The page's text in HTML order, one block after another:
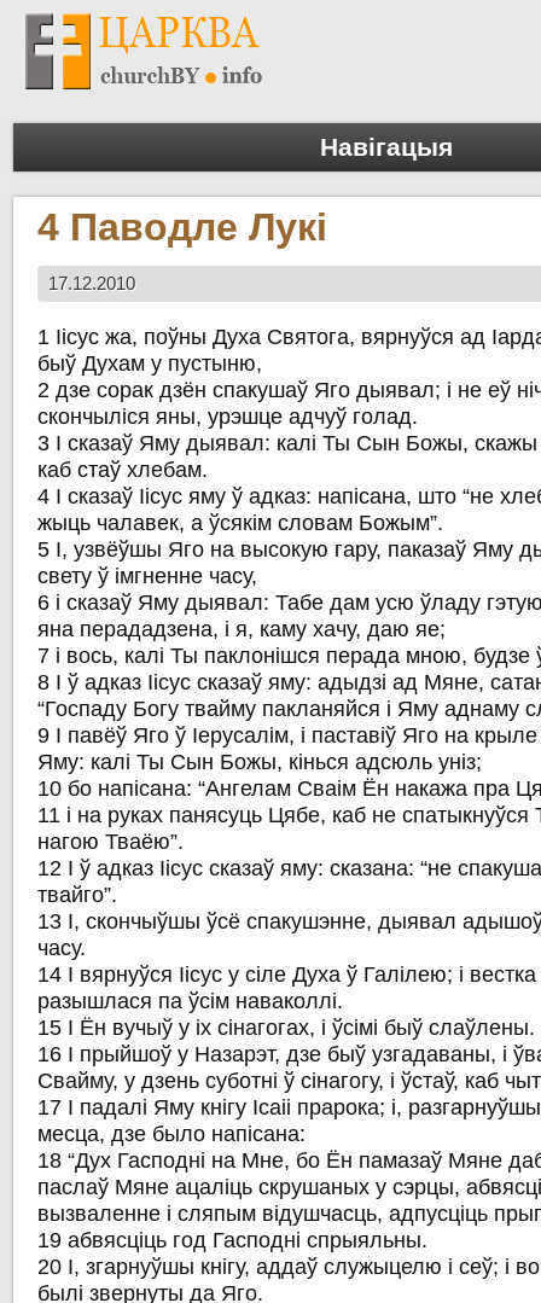
Навігацыя
4 Паводле Лукі
17.12.2010
1 Іісус жа, поўны Духа Святога, вярнуўся ад
быў Духам у пустыню,
2 дзе сорак дзён спакушаў Яго дыявал; і не еў
скончыліся яны, урэшце адчуў голад.
3 І сказаў Яму дыявал: калі Ты Сын Божы, скажы
каб стаў хлебам.
4 І сказаў Іісус яму ў адказ: напісана, што “не
жыць чалавек, а ўсякім словам Божым”.
5 І, узвёўшы Яго на высокую гару, паказаў Яму
свету ў імгненне часу,
6 і сказаў Яму дыявал: Табе дам усю ўладу
яна перададзена, і я, каму хачу, даю яе;
7 і вось, калі Ты паклонішся перада мною, будзе
8 І ў адказ Іісус сказаў яму: адыдзі ад Мяне,
“Госпаду Богу твайму пакланяйся і Яму аднаму
9 І павёў Яго ў Іерусалім, і паставіў Яго на
Яму: калі Ты Сын Божы, кінься адсюль уніз;
10 бо напісана: “Ангелам Сваім Ён накажа пра
11 і на руках панясуць Цябе, каб не
нагою Тваёю”.
12 І ў адказ Іісус сказаў яму: сказана: “не
твайго”.
13 І, скончыўшы ўсё спакушэнне, дыявал
часу.
14 І вярнуўся Іісус у сіле Духа ў Галілею; і
разышлася па ўсім наваколлі.
15 І Ён вучыў у іх сінагогах, і ўсімі быў слаўлены.
16 І прыйшоў у Назарэт, дзе быў узгадаваны, і
Свайму, у дзень суботні ў сінагогу, і ўстаў, каб
17 І падалі Яму кнігу Ісаіі прарока; і,
месца, дзе было напісана:
18 “Дух Гасподні на Мне, бо Ён памазаў Мяне
паслаў Мяне ацаліць скрушаных у сэрцы,
вызваленне і сляпым відушчасць, адпусціць
19 абвясціць год Гасподні спрыяльны.
20 І, згарнуўшы кнігу, аддаў служыцелю і сеў; і
былі звернуты да Яго.